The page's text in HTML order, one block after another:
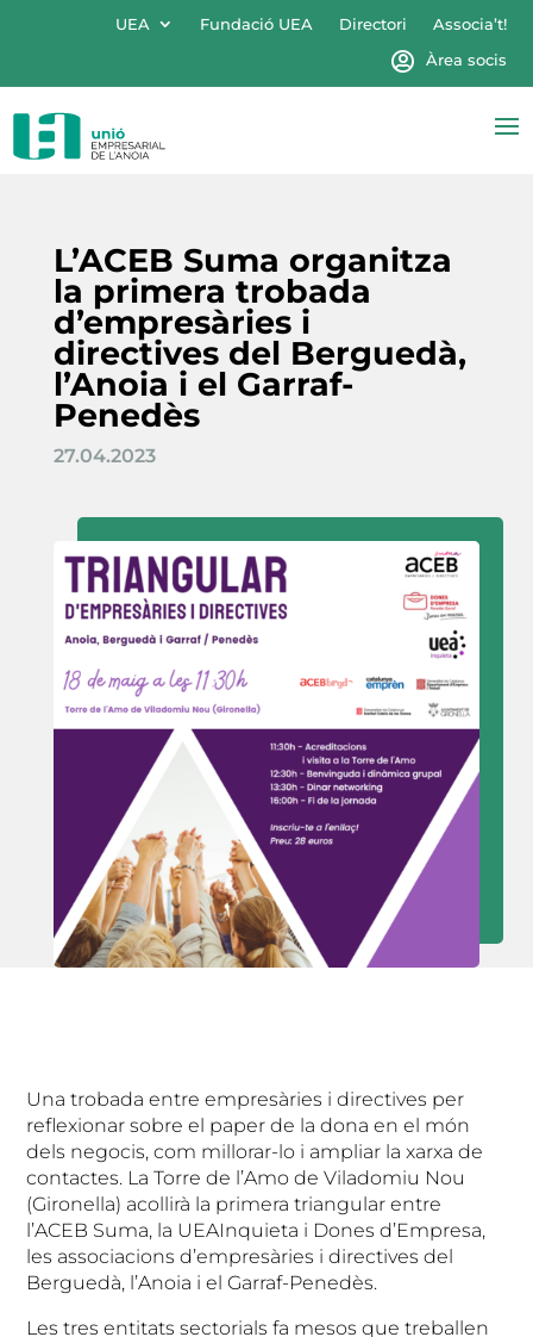
UEA Fundació UEA Directori
Associa’t!
Àrea socis
L’ACEB Suma organitza
la primera trobada
d’empresàries i
directives del Berguedà,
l’Anoia i el Garraf-
Penedès
27.04.2023
Una trobada entre empresàries i directives per
reflexionar sobre el paper de la dona en el món
dels negocis, com millorar-lo i ampliar la xarxa de
contactes. La Torre de l’Amo de Viladomiu Nou
(Gironella) acollirà la primera triangular entre
l’ACEB Suma, la UEAInquieta i Dones d’Empresa,
les associacions d’empresàries i directives del
Berguedà, l’Anoia i el Garraf-Penedès.
Les tres entitats sectorials fa mesos que treballen